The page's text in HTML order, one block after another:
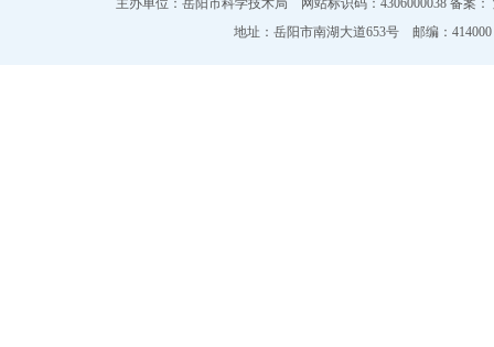
主办单位：岳阳市科学技术局 网站标识码：4306000038 备案：
地址：岳阳市南湖大道653号 邮编：